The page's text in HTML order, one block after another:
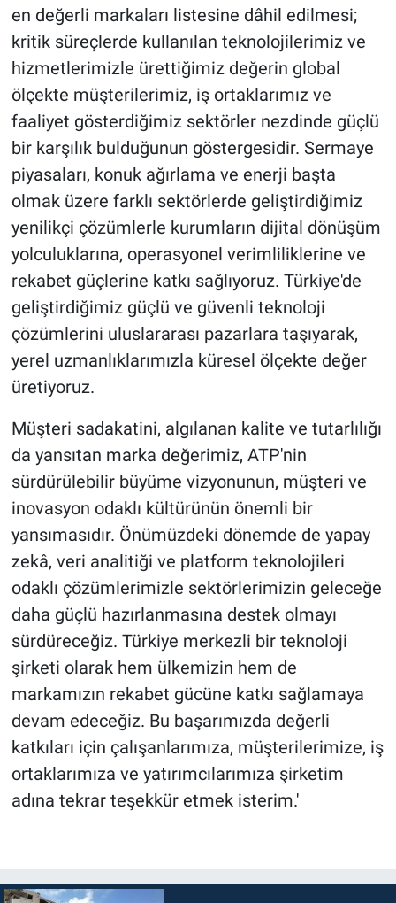
en değerli markaları listesine dâhil edilmesi;
kritik süreçlerde kullanılan teknolojilerimiz ve
hizmetlerimizle ürettiğimiz değerin global
ölçekte müşterilerimiz, iş ortaklarımız ve
faaliyet gösterdiğimiz sektörler nezdinde güçlü
bir karşılık bulduğunun göstergesidir. Sermaye
piyasaları, konuk ağırlama ve enerji başta
olmak üzere farklı sektörlerde geliştirdiğimiz
yenilikçi çözümlerle kurumların dijital dönüşüm
yolculuklarına, operasyonel verimliliklerine ve
rekabet güçlerine katkı sağlıyoruz. Türkiye'de
geliştirdiğimiz güçlü ve güvenli teknoloji
çözümlerini uluslararası pazarlara taşıyarak,
yerel uzmanlıklarımızla küresel ölçekte değer
üretiyoruz.
Müşteri sadakatini, algılanan kalite ve tutarlılığı
da yansıtan marka değerimiz, ATP'nin
sürdürülebilir büyüme vizyonunun, müşteri ve
inovasyon odaklı kültürünün önemli bir
yansımasıdır. Önümüzdeki dönemde de yapay
zekâ, veri analitiği ve platform teknolojileri
odaklı çözümlerimizle sektörlerimizin geleceğe
daha güçlü hazırlanmasına destek olmayı
sürdüreceğiz. Türkiye merkezli bir teknoloji
şirketi olarak hem ülkemizin hem de
markamızın rekabet gücüne katkı sağlamaya
devam edeceğiz. Bu başarımızda değerli
katkıları için çalışanlarımıza, müşterilerimize, iş
ortaklarımıza ve yatırımcılarımıza şirketim
adına tekrar teşekkür etmek isterim.'